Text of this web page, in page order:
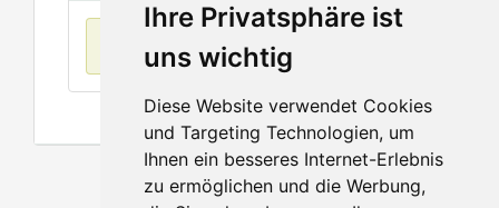
Ihre Privatsphäre ist
uns wichtig
Diese Website verwendet Cookies
und Targeting Technologien, um
Ihnen ein besseres Internet-Erlebnis
zu ermöglichen und die Werbung,
No items found